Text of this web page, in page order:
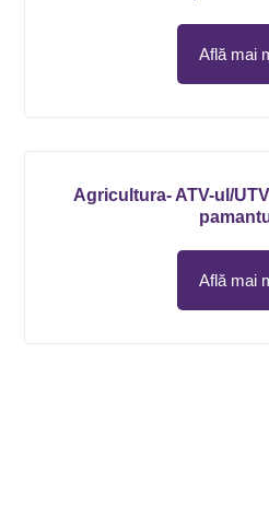
Află mai
Agricultura- ATV-ul/
Află mai